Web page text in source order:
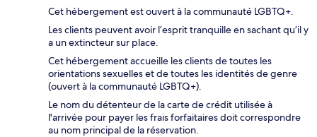
Cet hébergement est ouvert à la communauté LGBTQ+.
Les clients peuvent avoir l’esprit tranquille en sachant qu’il y
a un extincteur sur place.
Cet hébergement accueille les clients de toutes les
orientations sexuelles et de toutes les identités de genre
(ouvert à la communauté LGBTQ+).
Le nom du détenteur de la carte de crédit utilisée à
l'arrivée pour payer les frais forfaitaires doit correspondre
au nom principal de la réservation.